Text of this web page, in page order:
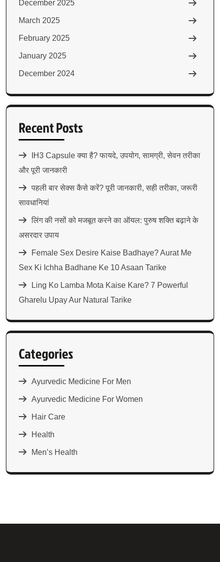
December 2025
March 2025
February 2025
January 2025
December 2024
Recent Posts
IH3 Capsule क्या है? फायदे, उपयोग, सामग्री, सेवन तरीका
और पूरी जानकारी
पहली बार सेक्स कैसे करें? पूरी जानकारी, सही तरीका, जरूरी
सावधानियां
लिंग की नसों को मजबूत करने का ऑयल: पुरुष शक्ति बढ़ाने के
असरदार उपाय
Female Sex Desire Kaise Badhaye? Aurat Me
Sex Ki Ichha Badhane Ke 10 Asaan Tarike
Ling Ko Lamba Mota Kaise Kare? 7 Powerful
Gharelu Upay Aur Natural Tarike
Categories
Ayurvedic Medicine For Men
Ayurvedic Medicine For Women
Hair Care
Health
Men’s Health